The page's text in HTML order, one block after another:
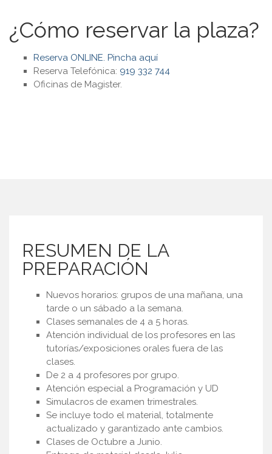
¿Cómo reservar la plaza?
Reserva ONLINE. Pincha aquí
Reserva Telefónica: 919 332 744
Oficinas de Magister.
RESUMEN DE LA
PREPARACIÓN
Nuevos horarios: grupos de una mañana, una
tarde o un sábado a la semana.
Clases semanales de 4 a 5 horas.
Atención individual de los profesores en las
tutorías/exposiciones orales fuera de las
clases.
De 2 a 4 profesores por grupo.
Atención especial a Programación y UD
Simulacros de examen trimestrales.
Se incluye todo el material, totalmente
actualizado y garantizado ante cambios.
Clases de Octubre a Junio.